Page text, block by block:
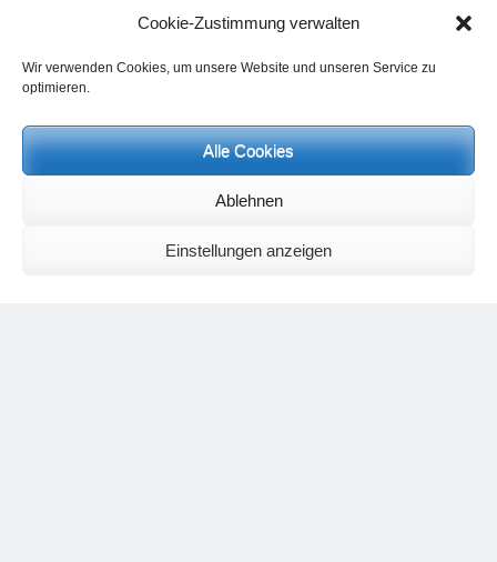
Cookie-Zustimmung verwalten
Wir verwenden Cookies, um unsere Website und unseren Service zu
optimieren.
Alle Cookies
Ablehnen
Einstellungen anzeigen
Neueste Kommentare
Setu Bandhasana – Die Brücke als Yogaübung und
zuSpiritualität im Koffer – die Auflösung des